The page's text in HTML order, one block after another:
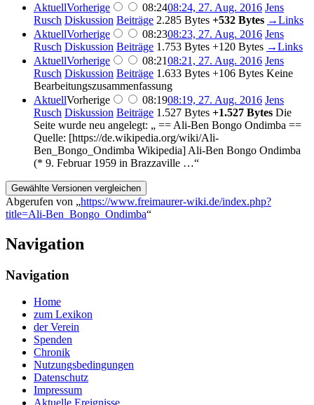
AktuellVorherige 08:2408:24, 27. Aug. 2016 Jens
Rusch Diskussion Beiträge 2.285 Bytes +532 Bytes →‎Links
AktuellVorherige 08:2308:23, 27. Aug. 2016 Jens
Rusch Diskussion Beiträge 1.753 Bytes +120 Bytes →‎Links
AktuellVorherige 08:2108:21, 27. Aug. 2016 Jens
Rusch Diskussion Beiträge 1.633 Bytes +106 Bytes Keine
Bearbeitungszusammenfassung
AktuellVorherige 08:1908:19, 27. Aug. 2016 Jens
Rusch Diskussion Beiträge 1.527 Bytes +1.527 Bytes Die
Seite wurde neu angelegt: „ == Ali-Ben Bongo Ondimba ==
Quelle: [https://de.wikipedia.org/wiki/Ali-
Ben_Bongo_Ondimba Wikipedia] Ali-Ben Bongo Ondimba
(* 9. Februar 1959 in Brazzaville …“
Abgerufen von „https://www.freimaurer-wiki.de/index.php?
title=Ali-Ben_Bongo_Ondimba“
Navigation
Navigation
Home
zum Lexikon
der Verein
Spenden
Chronik
Nutzungsbedingungen
Datenschutz
Impressum